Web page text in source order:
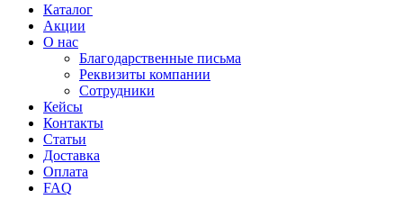
Каталог
Акции
О нас
Благодарственные письма
Реквизиты компании
Сотрудники
Кейсы
Контакты
Статьи
Доставка
Оплата
FAQ